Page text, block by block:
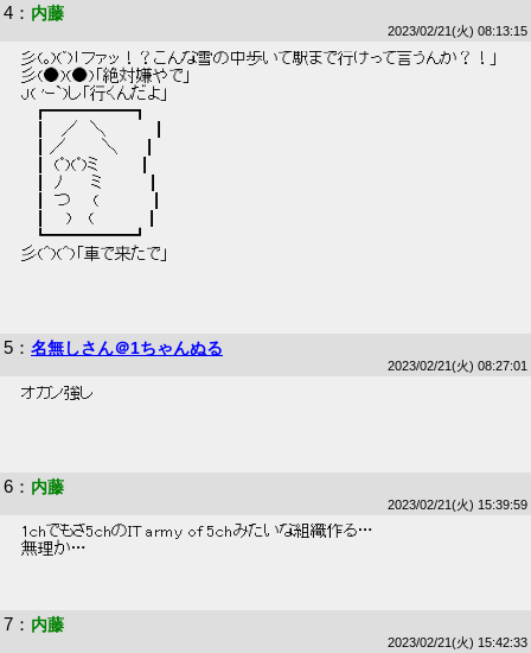
4 ： 内藤
2023/02/21(火) 08:13:15
彡(｡)(ﾟ)「ファッ！？こんな雪の中歩いて駅まで行けって言うんか？！」
彡(●)(●)「絶対嫌やで」
J( 'ｰ`)し「行くんだよ」
┏━━━━━┓
┃　／　＼       　┃
┃／　　　＼     ┃
┃ (ﾟ)(ﾟ)ミ        ┃
┃ ﾉ　　 ミ         ┃
┃ つ　　(        　┃
┃　 )　 (　        ┃
┗━━━━━┛
彡(^)(^)「車で来たで」
5 ： 名無しさん＠1ちゃんぬる
2023/02/21(火) 08:27:01
オカン強し
6 ： 内藤
2023/02/21(火) 15:39:59
1chでもさ5chのIT army of 5chみたいな組織作る…
無理か…
7 ： 内藤
2023/02/21(火) 15:42:33